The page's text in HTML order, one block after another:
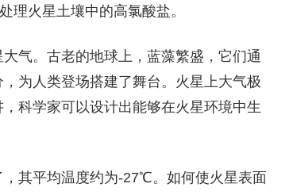
理火星土壤中的高氯酸盐。
气。古老的地球上，蓝藻繁盛，它们通
为人类登场搭建了舞台。火星上大气极
科学家可以设计出能够在火星环境中生
其平均温度约为-27℃。如何使火星表面